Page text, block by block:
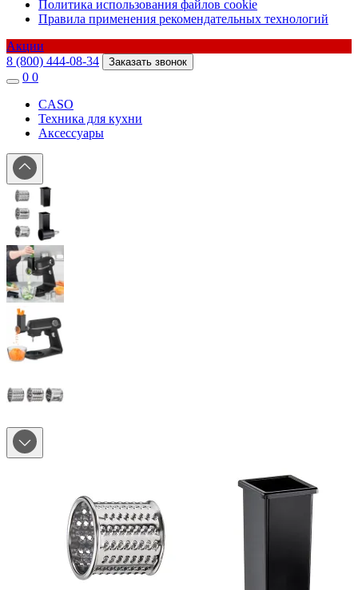
Политика использования файлов cookie
Правила применения рекомендательных технологий
Акции
8 (800) 444-08-34
Заказать звонок
0 0
CASO
Техника для кухни
Аксессуары